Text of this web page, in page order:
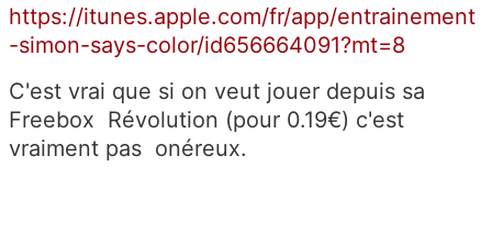
https://itunes.apple.com/fr/app/entrainement
-simon-says-color/id656664091?mt=8
C'est vrai que si on veut jouer depuis sa
Freebox Révolution (pour 0.19€) c'est
vraiment pas onéreux.